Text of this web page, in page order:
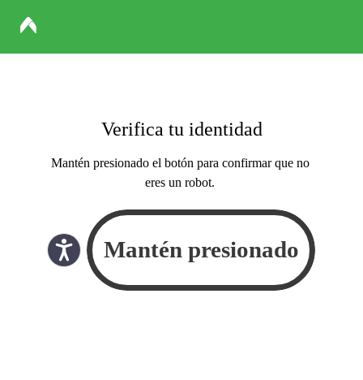
Verifica tu identidad
Mantén presionado el botón para confirmar que no
eres un robot.